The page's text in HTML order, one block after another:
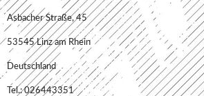
Asbacher Straße, 45
53545 Linz am Rhein
Deutschland
Tel.: 026443351